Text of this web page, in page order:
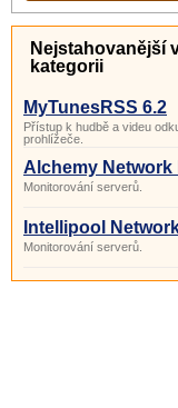
Nejstahovanější
kategorii
MyTunesRSS 6.2
Přístup k hudbě a videu
prohlížeče.
Alchemy Network
Monitorování serverů.
Intellipool
Monitorování serverů.